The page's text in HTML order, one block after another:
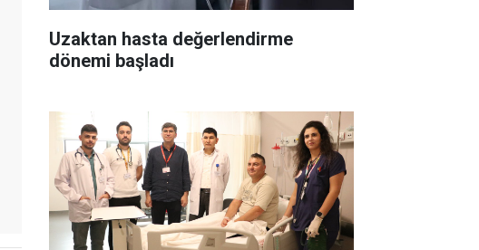
Uzaktan hasta değerlendirme
dönemi başladı